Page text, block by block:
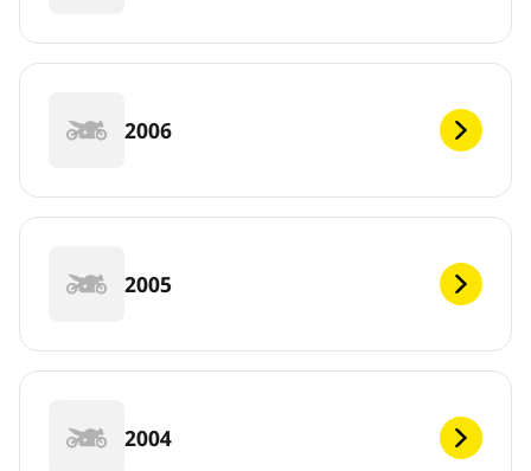
2006
2005
2004